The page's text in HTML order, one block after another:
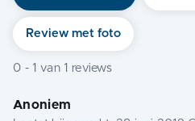
Review met foto
0 - 1 van 1 reviews
Anoniem